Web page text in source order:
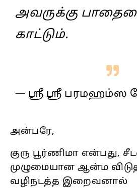
அவருக்கு
காட்டும்.
— ஸ்ரீ ஸ்ரீ பரமஹம்ஸ
அன்பரே,
குரு பூர்ணிமா என்பது,
முழுமையான ஆன்ம
வழிநடத்த இறைவனால்